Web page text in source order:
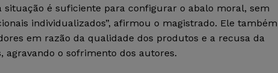
situação é suficiente para configurar o abalo moral, sem
individualizados”, afirmou o magistrado. Ele também
em razão da qualidade dos produtos e a recusa da
o sofrimento dos autores.